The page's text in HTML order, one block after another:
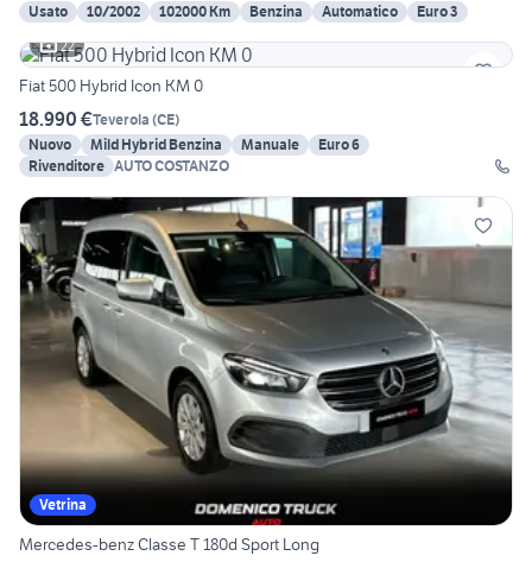
Usato
10/2002 102000 Km Benzina Automatico
Euro 3
22
Fiat 500 Hybrid Icon KM 0
18.990 €Teverola (CE)
Nuovo
Mild Hybrid Benzina Manuale
Euro 6
Rivenditore AUTO COSTANZO
Vetrina
Mercedes-benz Classe T 180d Sport Long